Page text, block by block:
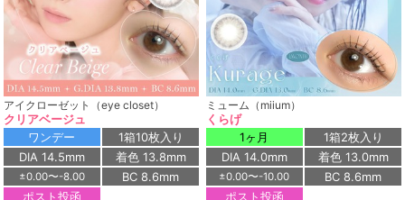
アイクローゼット（eye closet）
クリアベージュ
ワンデー
1箱10枚入り
DIA 14.5mm
着色 13.8mm
±0.00〜-8.00
BC 8.6mm
ポスト投函
ミューム（miium）
くらげ
1ヶ月
1箱2枚入り
DIA 14.0mm
着色 13.0mm
±0.00〜-10.00
BC 8.6mm
ポスト投函